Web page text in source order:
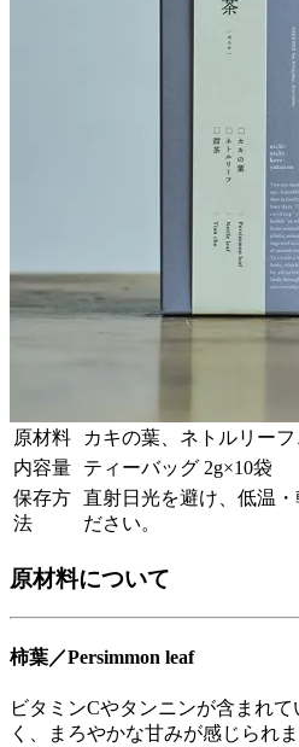
原材料
カキの葉、ネトルリー
内容量
ティーバッグ 2g×10袋
保存方
法
直射日光を避け、低温
ださい。
原材料について
柿葉／Persimmon leaf
ビタミンCやタンニンが含まれ
く、まろやかな甘みが感じられま